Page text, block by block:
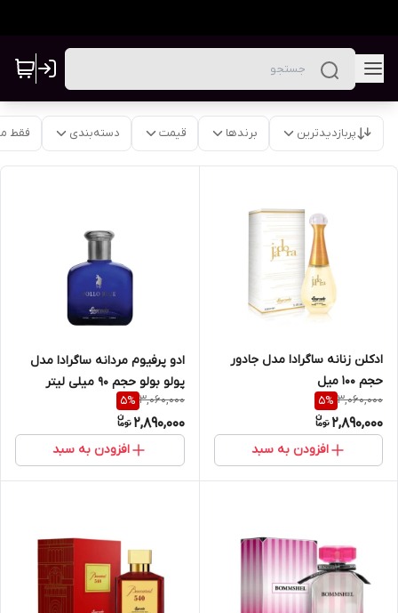
پربازدیدترین برندها قیمت دسته‌بندی فقط
ادکلن زنانه ساگرادا مدل جادور
حجم ۱۰۰ میل
3,060,000
5%
2,890,000
افزودن به سبد
ادو پرفیوم مردانه ساگرادا مدل
پولو بولو حجم 90 میلی لیتر
3,060,000
5%
2,890,000
افزودن به سبد